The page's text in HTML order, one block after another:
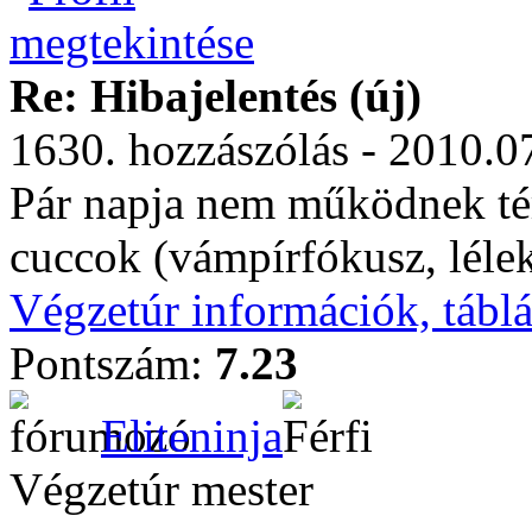
Re: Hibajelentés (új)
1630. hozzászólás -
Pár napja nem működnek
cuccok (vámpírfókusz,
Végzetúr információk,
Pontszám: 7.23
Eliteninja
Végzetúr mester